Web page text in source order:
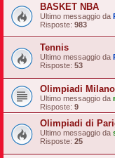
BASKET NBA
Ultimo messaggio da
Risposte: 983
Tennis
Ultimo messaggio da
Risposte: 53
Olimpiadi
Ultimo messaggio da
Risposte: 9
Olimpiadi di
Ultimo messaggio da
Risposte: 25